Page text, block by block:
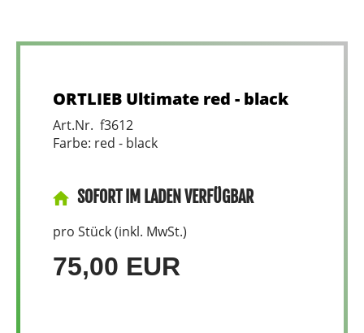
ORTLIEB Ultimate red - black
Art.Nr. f3612
Farbe: red - black
SOFORT IM LADEN VERFÜGBAR
pro Stück (inkl. MwSt.)
75,00 EUR